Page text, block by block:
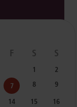
F S S
1
2
7 8
9
14 15
16